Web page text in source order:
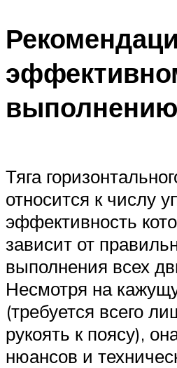
выполнению
Тяга
относится к числу
эффективность
зависит от
выполнения всех
Несмотря на
(требуется всего
рукоять к поясу),
нюансов и